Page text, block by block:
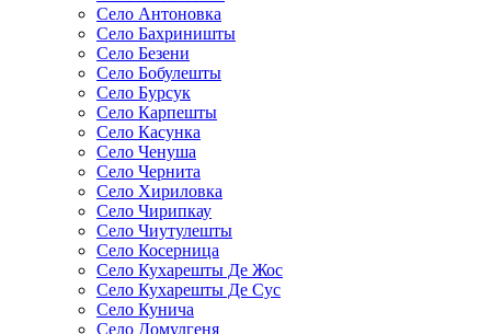
Село Антоновка
Село Бахриништы
Село Безени
Село Бобулешты
Село Бурсук
Село Карпешты
Село Касунка
Село Ченуша
Село Чернита
Село Хириловка
Село Чирипкау
Село Чиутулешты
Село Косерница
Село Кухарешты Де Жос
Село Кухарешты Де Сус
Село Кунича
Село Домулгеня